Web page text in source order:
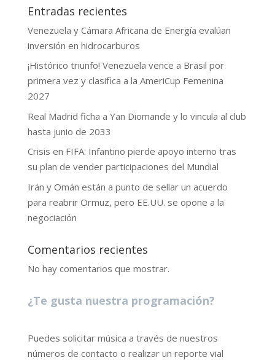
Entradas recientes
Venezuela y Cámara Africana de Energía evalúan
inversión en hidrocarburos
¡Histórico triunfo! Venezuela vence a Brasil por
primera vez y clasifica a la AmeriCup Femenina
2027
Real Madrid ficha a Yan Diomande y lo vincula al club
hasta junio de 2033
Crisis en FIFA: Infantino pierde apoyo interno tras
su plan de vender participaciones del Mundial
Irán y Omán están a punto de sellar un acuerdo
para reabrir Ormuz, pero EE.UU. se opone a la
negociación
Comentarios recientes
No hay comentarios que mostrar.
¿Te gusta nuestra programación?
Puedes solicitar música a través de nuestros
números de contacto o realizar un reporte vial